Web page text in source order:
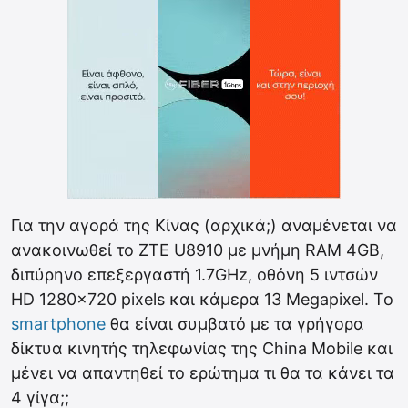
Για την αγορά της Κίνας (αρχικά;) αναμένεται να
ανακοινωθεί το ZTE U8910 με μνήμη RAM 4GB,
διπύρηνο επεξεργαστή 1.7GHz, οθόνη 5 ιντσών
HD 1280×720 pixels και κάμερα 13 Megapixel. Το
smartphone θα είναι συμβατό με τα γρήγορα
δίκτυα κινητής τηλεφωνίας της China Mobile και
μένει να απαντηθεί το ερώτημα τι θα τα κάνει τα
4 γίγα;;